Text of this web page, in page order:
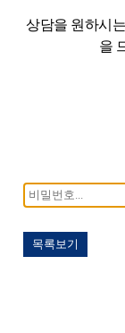
상담을 원하시
을
목록보기